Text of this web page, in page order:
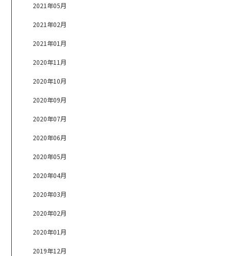
2021年05月
2021年02月
2021年01月
2020年11月
2020年10月
2020年09月
2020年07月
2020年06月
2020年05月
2020年04月
2020年03月
2020年02月
2020年01月
2019年12月